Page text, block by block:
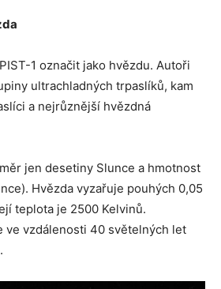
1 označit jako hvězdu. Autoři
ultrachladných trpaslíků, kam
a nejrůznější hvězdná
jen desetiny Slunce a hmotnost
Hvězda vyzařuje pouhých 0,05
teplota je 2500 Kelvinů.
ve vzdálenosti 40 světelných let